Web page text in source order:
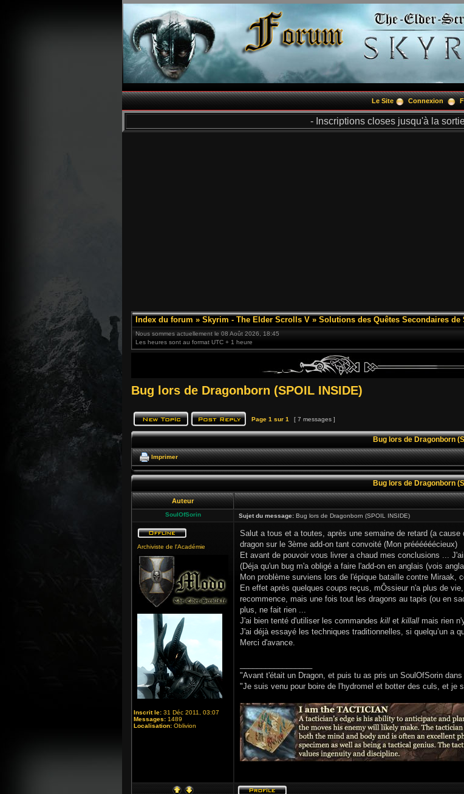
Le Site Connexion
- Inscriptions closes jusqu'à la
Index du forum » Skyrim - The Elder Scrolls V » Solutions des Quêtes Secondaires de
Nous sommes actuellement le 08 Août 2026, 18:45
Les heures sont au format UTC + 1 heure
Bug lors de Dragonborn (SPOIL INSIDE)
Page 1 sur 1 [ 7 messages ]
Bug lors de Dragonborn
Imprimer
Bug lors de Dragonborn
Auteur
SoulOfSorin Sujet du message: Bug lors de Dragonborn (SPOIL INSIDE)
Archiviste de l'Académie
Inscrit le: 31 Déc 2011, 03:07
Messages: 1489
Localisation: Oblivion
Salut a tous et a toutes, après une semaine de retard (a
dragon sur le 3ème add-on tant convoité (Mon préééééécieux)
Et avant de pouvoir vous livrer a chaud mes conclusions ...
(Déja qu'un bug m'a obligé a faire l'add-on en anglais (vois
Mon problème surviens lors de l'épique bataille contre Miraak,
En effet après quelques coups reçus, mÔssieur n'a plus de
recommence, mais une fois tout les dragons au tapis (ou en
plus, ne fait rien ...
J'ai bien tenté d'utiliser les commandes kill et killall mais rien
J'ai déjà essayé les techniques traditionnelles, si quelqu’un a
Merci d'avance.
"Avant t'était un Dragon, et puis tu as pris un SoulOfSorin dans
"Je suis venu pour boire de l'hydromel et botter des culs, et je